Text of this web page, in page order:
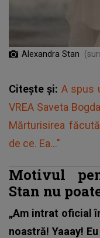
Alexandra Stan
Citește și: A spus
VREA Saveta
Mărturisirea
de ce. Ea..."
Motivul
Stan nu
„Am intrat oficial
noastră! Yaaay!